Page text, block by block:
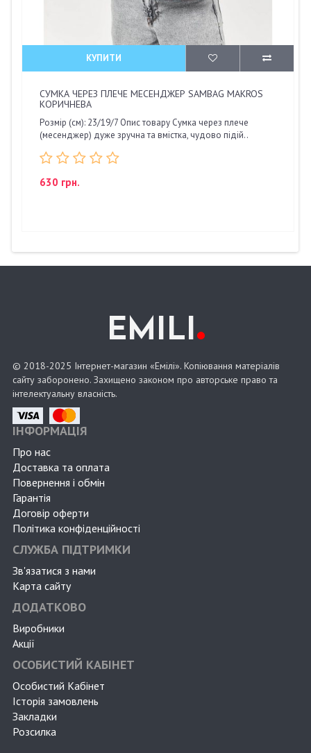
КУПИТИ
СУМКА ЧЕРЕЗ ПЛЕЧЕ МЕСЕНДЖЕР SAMBAG MAKROS
КОРИЧНЕВА
Розмір (см): 23/19/7 Опис товару Сумка через плече
(месенджер) дуже зручна та вмістка, чудово підій..
630 грн.
EMILI.
© 2018-2025 Інтернет-магазин «Емілі». Копіювання матеріалів
сайту заборонено. Захищено законом про авторське право та
інтелектуальну власність.
ІНФОРМАЦІЯ
Про нас
Доставка та оплата
Повернення і обмін
Гарантія
Договір оферти
Політика конфіденційності
СЛУЖБА ПІДТРИМКИ
Зв'язатися з нами
Карта сайту
ДОДАТКОВО
Виробники
Акції
ОСОБИСТИЙ КАБІНЕТ
Особистий Кабінет
Історія замовлень
Закладки
Розсилка